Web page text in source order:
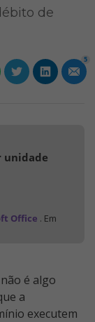
de
5
unidade
Office . Em
é algo
a
executem